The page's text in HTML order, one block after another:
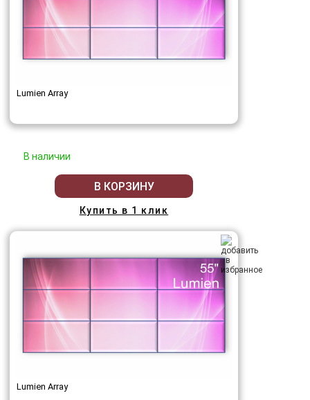
Lumien Array
В наличии
В КОРЗИНУ
Купить в 1 клик
Lumien Array